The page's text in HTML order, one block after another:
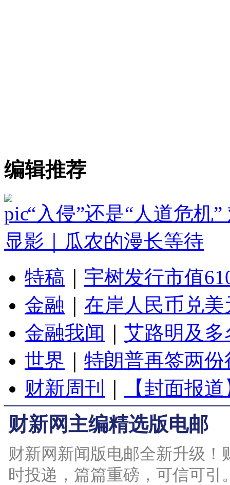
编辑推荐
“入侵”还是“人道危机
显影｜瓜农的漫长等待
特稿
宇树发行市值
金融
在岸人民币兑
金融我闻
艾路明及
世界
特朗普再签两
财新周刊
【封面报
财新网主编精选版电邮
财新网新闻版电邮全新升级
时投递，篇篇重磅，可信可引